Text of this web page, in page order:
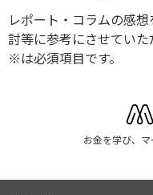
レポート・コラムの感
討等に参考にさせていた
※は必須項目です。
お金を学び、